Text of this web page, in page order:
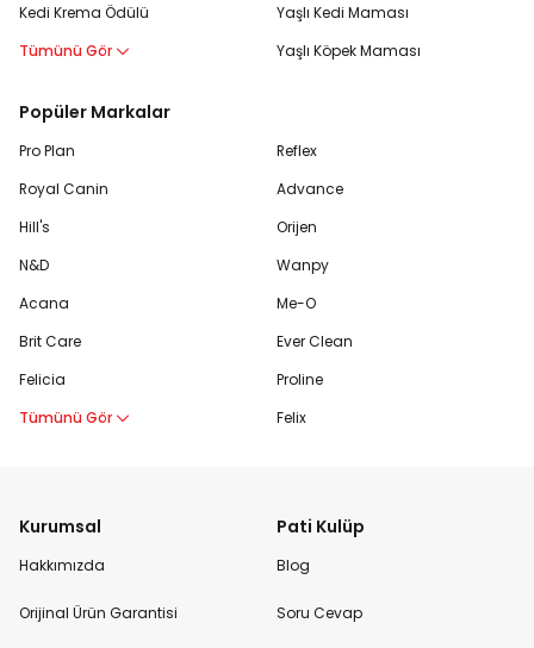
Kedi Krema Ödülü
Tümünü Gör
Yaşlı Kedi Maması
Yaşlı Köpek Maması
Popüler Markalar
Pro Plan
Royal Canin
Hill's
N&D
Acana
Brit Care
Felicia
Tümünü Gör
Reflex
Advance
Orijen
Wanpy
Me-O
Ever Clean
Proline
Felix
Kurumsal
Hakkımızda
Orijinal Ürün Garantisi
Pati Kulüp
Blog
Soru Cevap